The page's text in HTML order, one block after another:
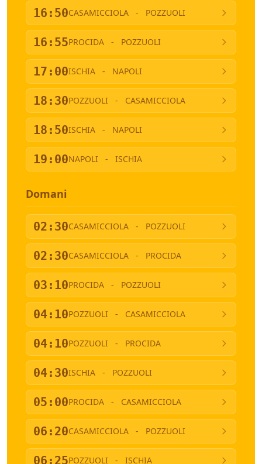
16:50CASAMICCIOLA - POZZUOLI
16:55PROCIDA - POZZUOLI
17:00ISCHIA - NAPOLI
18:30POZZUOLI - CASAMICCIOLA
18:50ISCHIA - NAPOLI
19:00NAPOLI - ISCHIA
Domani
02:30CASAMICCIOLA - POZZUOLI
02:30CASAMICCIOLA - PROCIDA
03:10PROCIDA - POZZUOLI
04:10POZZUOLI - CASAMICCIOLA
04:10POZZUOLI - PROCIDA
04:30ISCHIA - POZZUOLI
05:00PROCIDA - CASAMICCIOLA
06:20CASAMICCIOLA - POZZUOLI
06:25POZZUOLI - ISCHIA